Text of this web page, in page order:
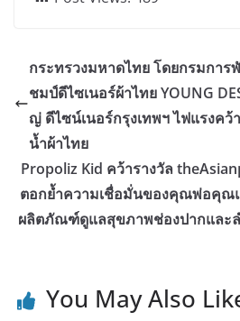
กระทรวงมหาดไทย โดยกรมกา
ชมป์ดีไซเนอร์ผ้าไทย YOUNG
ญ่ ดีไซน์เนอร์กรุงเทพฯ ไฟแรงคว้
น้ำผ้าไทย
Propoliz Kid คว้ารางวัล
ตอกย้ำความเชื่อมั่นของคุณพ่อคุณ
ผลิตภัณฑ์ดูแลสุขภาพช่องปากและล
You May Also